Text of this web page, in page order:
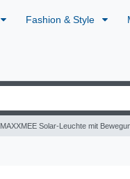
Fashion & Style
MAXXMEE Solar-Leuchte mit